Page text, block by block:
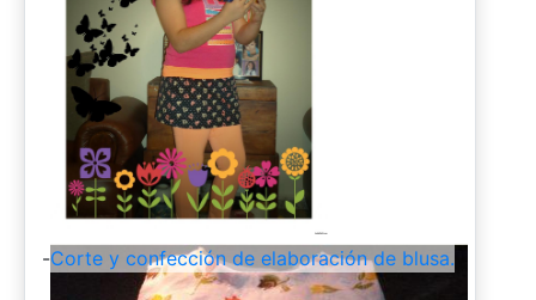
-Corte y confección de elaboración de blusa.